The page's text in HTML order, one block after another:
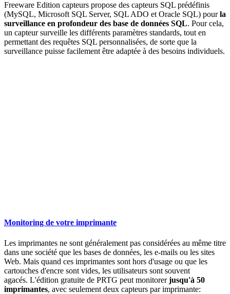
Freeware Edition capteurs propose des capteurs SQL prédéfinis
(MySQL, Microsoft SQL Server, SQL ADO et Oracle SQL) pourla
surveillance en profondeur des base de données SQL. Pour cela,
un capteur surveille les différents paramètres standards, tout en
permettant des requêtes SQL personnalisées, de sorte que la
surveillance puisse facilement être adaptée à des besoins individuels.
Monitoring de votre imprimante
Les imprimantes ne sont généralement pas considérées au même titre
dans une société que les bases de données, les e-mails ou les sites
Web. Mais quand ces imprimantes sont hors d'usage ou que les
cartouches d'encre sont vides, les utilisateurs sont souvent
agacés. L'édition gratuite de PRTG peut monitorerjusqu'à 50
imprimantes, avec seulement deux capteurs par imprimante: